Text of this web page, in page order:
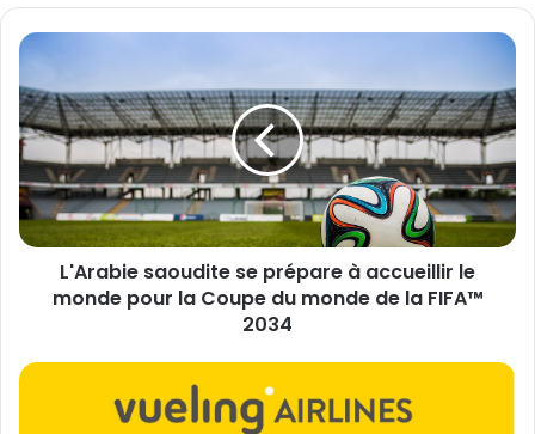
L'Arabie
se
prépare
à
accueillir
le
monde
pour
Coupe
de
L'Arabie saoudite se prépare à accueillir le
monde pour la Coupe du monde de la FIFA™
2034
Tournoi